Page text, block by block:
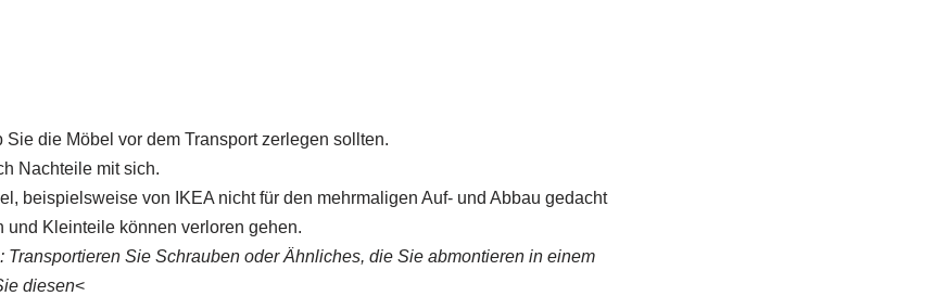
die Möbel vor dem Transport zerlegen sollten.
Nachteile mit sich.
beispielsweise von IKEA nicht für den mehrmaligen Auf- und Abbau gedacht
und Kleinteile können verloren gehen.
Transportieren Sie Schrauben oder Ähnliches, die Sie abmontieren in einem
diesen<